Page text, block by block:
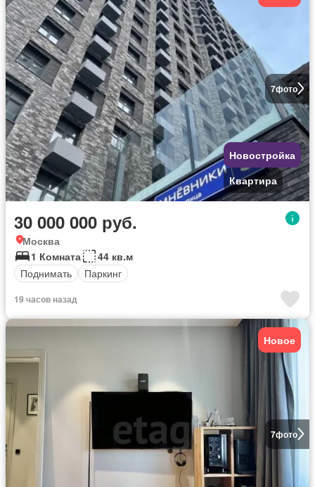
7фото
Новостройка
Квартира
30 000 000 руб.
Москва
1 Комната
44 кв.м
Поднимать
Паркинг
19 часов назад
7фото
Новое